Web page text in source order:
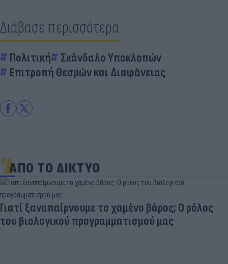
Διάβασε περισσότερα
Πολιτική
Σκάνδαλο Υποκλοπών
Επιτροπή Θεσμών και Διαφάνειας
ΑΠΟ ΤΟ ΔΙΚΤΥΟ
Γιατί ξαναπαίρνουμε το χαμένο βάρος; Ο ρόλος
του βιολογικού προγραμματισμού μας